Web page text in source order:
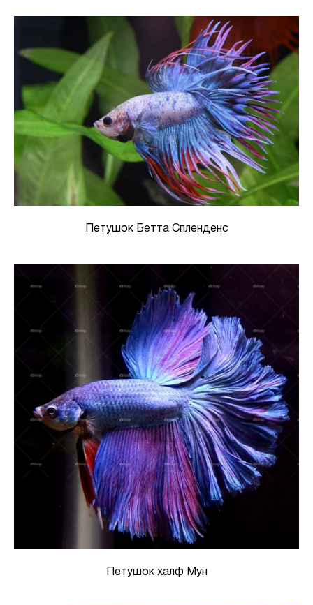
Петушок Бетта Спленденс
Петушок халф Мун